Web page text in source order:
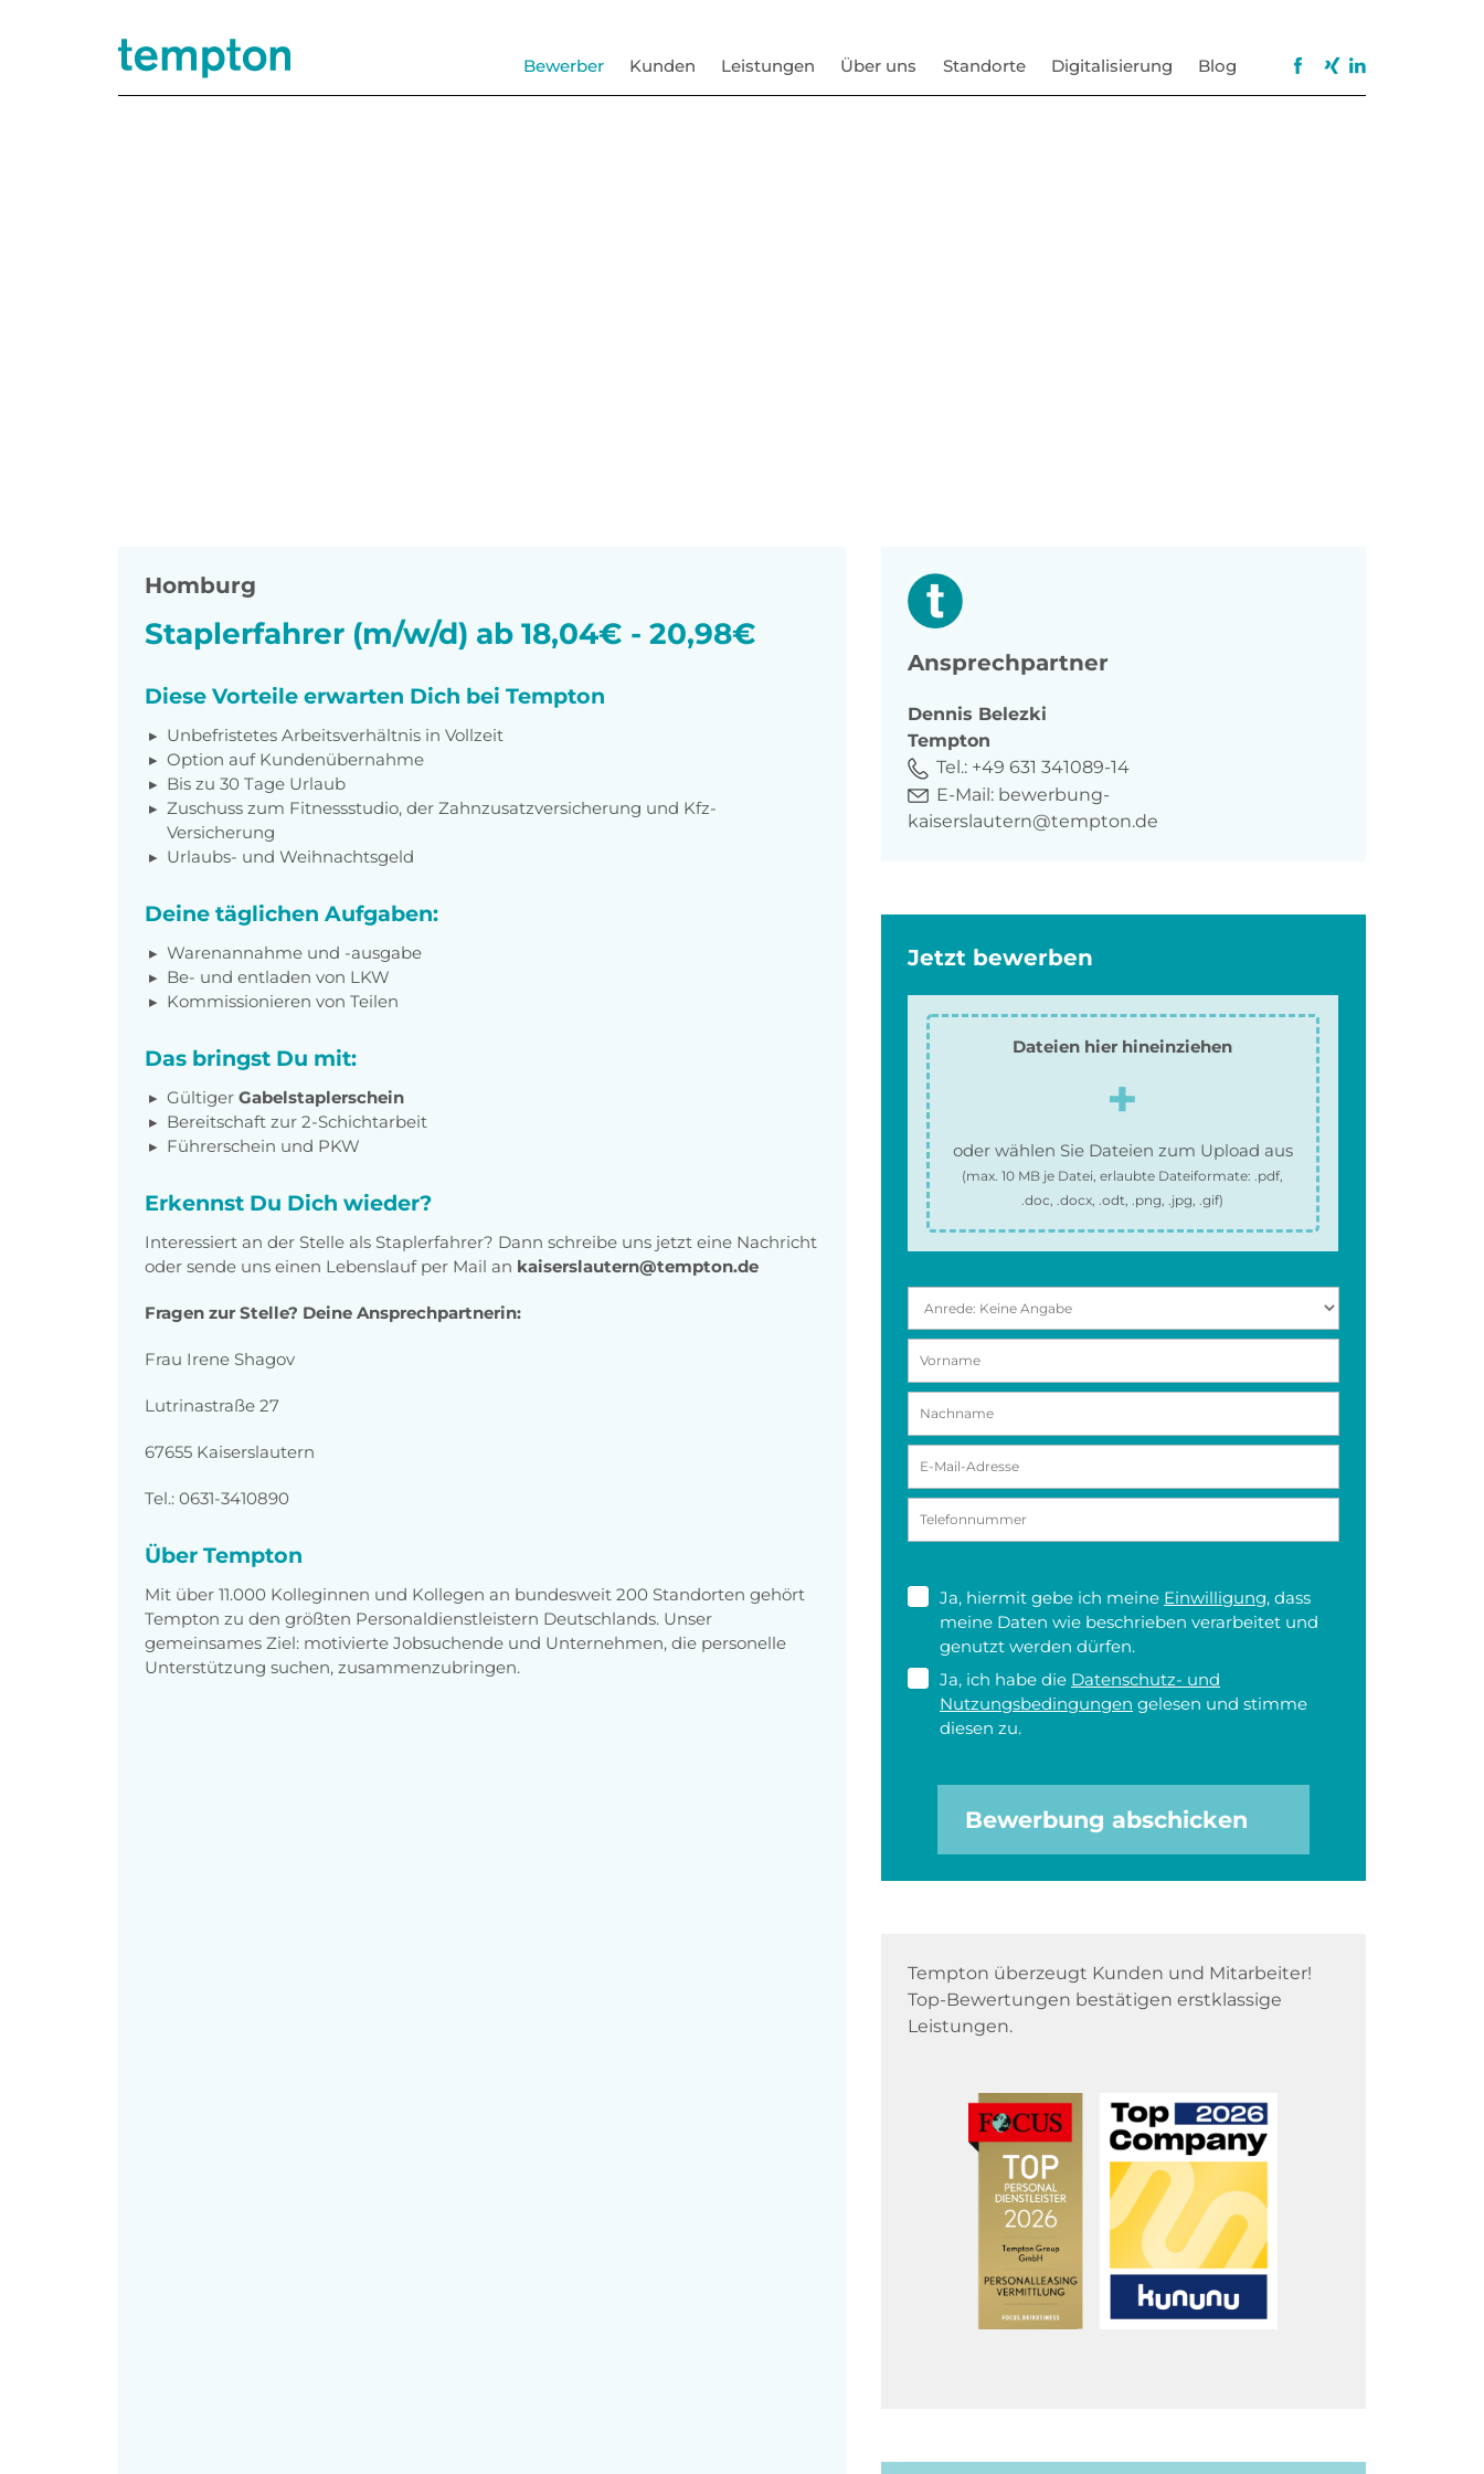
Bewerber Kunden Leistungen Über uns Standorte Digitalisierung Blog
Homburg
Staplerfahrer (m/w/d) ab 18,04€ - 20,98€
Diese Vorteile erwarten Dich bei Tempton
Unbefristetes Arbeitsverhältnis in Vollzeit
Option auf Kundenübernahme
Bis zu 30 Tage Urlaub
Zuschuss zum Fitnessstudio, der Zahnzusatzversicherung und Kfz-
Versicherung
Urlaubs- und Weihnachtsgeld
Deine täglichen Aufgaben:
Warenannahme und -ausgabe
Be- und entladen von LKW
Kommissionieren von Teilen
Das bringst Du mit:
Gültiger Gabelstaplerschein
Bereitschaft zur 2-Schichtarbeit
Führerschein und PKW
Erkennst Du Dich wieder?
Interessiert an der Stelle als Staplerfahrer? Dann schreibe uns jetzt eine Nachricht
oder sende uns einen Lebenslauf per Mail an kaiserslautern@tempton.de
Fragen zur Stelle? Deine Ansprechpartnerin:
Frau Irene Shagov
Lutrinastraße 27
67655 Kaiserslautern
Tel.: 0631-3410890
Über Tempton
Mit über 11.000 Kolleginnen und Kollegen an bundesweit 200 Standorten gehört
Tempton zu den größten Personaldienstleistern Deutschlands. Unser
gemeinsames Ziel: motivierte Jobsuchende und Unternehmen, die personelle
Unterstützung suchen, zusammenzubringen.
Ansprechpartner
Dennis Belezki
Tempton
Tel.: +49 631 341089-14
E-Mail: bewerbung-
kaiserslautern@tempton.de
Jetzt bewerben
Dateien hier hineinziehen
oder wählen Sie Dateien zum Upload aus
(max.10 MB je Datei, erlaubte Dateiformate:.pdf,
.doc, .docx, .odt, .png, .jpg, .gif)
Ja, hiermit gebe ich meine Einwilligung, dass
meine Daten wie beschrieben verarbeitet und
genutzt werden dürfen.
Ja, ich habe die Datenschutz- und
Nutzungsbedingungen gelesen und stimme
diesen zu.
Bewerbung abschicken
Tempton überzeugt Kunden und Mitarbeiter!
Top-Bewertungen bestätigen erstklassige
Leistungen.